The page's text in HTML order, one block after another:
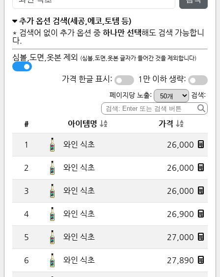
추가 옵션 검색(세공,에코,토템 등)
* 검색어 없이 추가 옵션 중 하나만 선택해도 검색 가능합니
다.
심볼,도면,옷본 제외
(심볼,도면,옷본 글자가 들어간 것을 제외합니다)
가격 한글 표시: 1만 이하 생략:
페이지당 노출: 검색:
# 아이템명 가격
1 와인 식초 26,000
2 와인 식초 26,000
3 와인 식초 26,000
4 와인 식초 26,900
5 와인 식초 27,000
6 와인 식초 27,890